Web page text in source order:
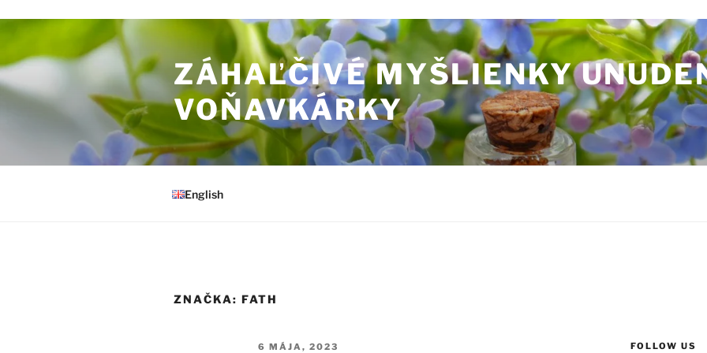
ZÁHAĽČIVÉ MYŠLIENKY
VOŇAVKÁRKY
English
ZNAČKA: FATH
6 MÁJA, 2023 FOLLOW US